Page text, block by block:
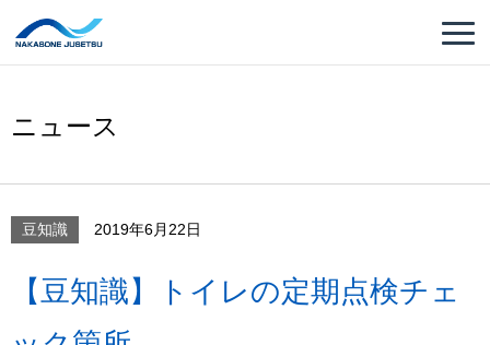
ニュース
豆知識 2019年6月22日
【豆知識】トイレの定期点検チェ